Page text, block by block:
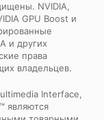
NVIDIA,
GPU Boost и
и других
права
владельцев.
Interface,
являются